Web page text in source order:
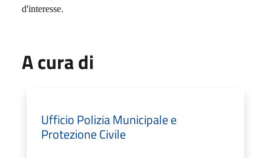
d'interesse.
A cura di
Ufficio Polizia Municipale e
Protezione Civile